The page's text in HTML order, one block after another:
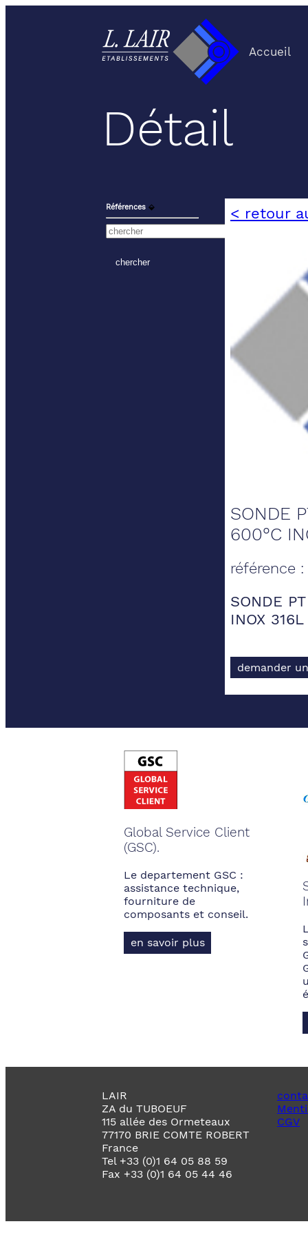
Accueil
Détail
Références ⬙ < retour
SONDE
600°C
référence :
SONDE
INOX
demander
Global Service Client
(GSC).
Le departement GSC :
assistance technique,
fourniture de
composants et conseil.
en savoir plus
LAIR
ZA du TUBOEUF
115 allée des Ormeteaux
77170 BRIE COMTE ROBERT
France
Tel +33 (0)1 64 05 88 59
Fax +33 (0)1 64 05 44 46
CGV